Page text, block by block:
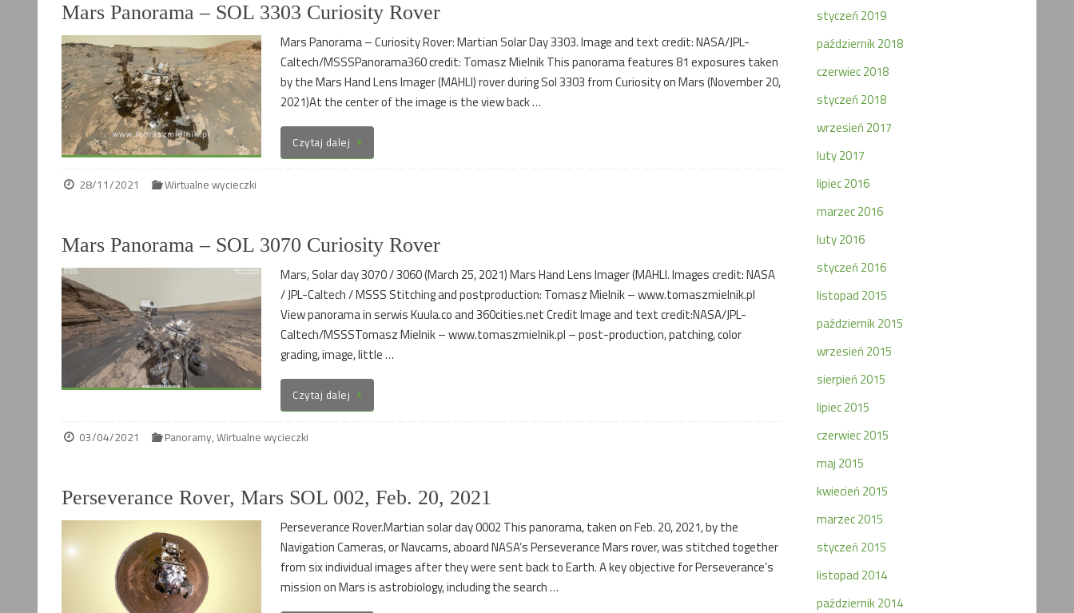
Mars Panorama – SOL 3303 Curiosity Rover
Mars Panorama – Curiosity Rover: Martian Solar Day 3303. Image and text credit: NASA/JPL-
Caltech/MSSSPanorama360 credit: Tomasz Mielnik This panorama features 81 exposures taken
by the Mars Hand Lens Imager (MAHLI) rover during Sol 3303 from Curiosity on Mars (November 20,
2021)At the center of the image is the view back …
Czytaj dalej
28/11/2021 Wirtualne wycieczki
Mars Panorama – SOL 3070 Curiosity Rover
Mars, Solar day 3070 / 3060 (March 25, 2021) Mars Hand Lens Imager (MAHLI. Images credit: NASA
/ JPL-Caltech / MSSS Stitching and postproduction: Tomasz Mielnik – www.tomaszmielnik.pl
View panorama in serwis Kuula.co and 360cities.net Credit Image and text credit:NASA/JPL-
Caltech/MSSSTomasz Mielnik – www.tomaszmielnik.pl – post-production, patching, color
grading, image, little …
Czytaj dalej
03/04/2021 Panoramy,Wirtualne wycieczki
Perseverance Rover, Mars SOL 002, Feb. 20, 2021
Perseverance Rover.Martian solar day 0002 This panorama, taken on Feb. 20, 2021, by the
Navigation Cameras, or Navcams, aboard NASA’s Perseverance Mars rover, was stitched together
from six individual images after they were sent back to Earth. A key objective for Perseverance’s
mission on Mars is astrobiology, including the search …
styczeń 2019
październik 2018
czerwiec 2018
styczeń 2018
wrzesień 2017
luty 2017
lipiec 2016
marzec 2016
luty 2016
styczeń 2016
listopad 2015
październik 2015
wrzesień 2015
sierpień 2015
lipiec 2015
czerwiec 2015
maj 2015
kwiecień 2015
marzec 2015
styczeń 2015
listopad 2014
październik 2014